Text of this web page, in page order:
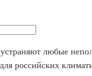
любые
российских